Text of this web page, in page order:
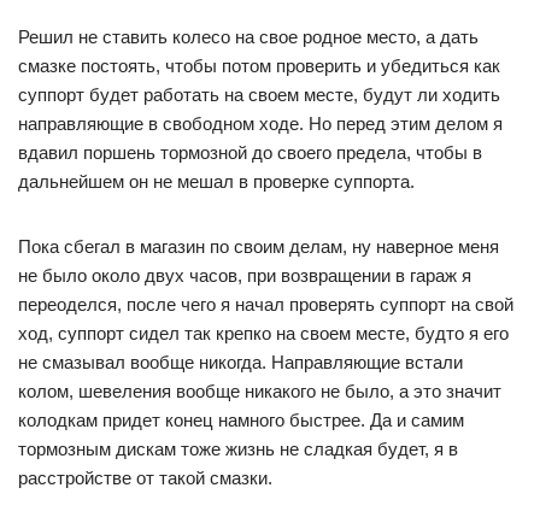
Решил не ставить колесо на свое родное место, а дать
смазке постоять, чтобы потом проверить и убедиться как
суппорт будет работать на своем месте, будут ли ходить
направляющие в свободном ходе. Но перед этим делом я
вдавил поршень тормозной до своего предела, чтобы в
дальнейшем он не мешал в проверке суппорта.
Пока сбегал в магазин по своим делам, ну наверное меня
не было около двух часов, при возвращении в гараж я
переоделся, после чего я начал проверять суппорт на свой
ход, суппорт сидел так крепко на своем месте, будто я его
не смазывал вообще никогда. Направляющие встали
колом, шевеления вообще никакого не было, а это значит
колодкам придет конец намного быстрее. Да и самим
тормозным дискам тоже жизнь не сладкая будет, я в
расстройстве от такой смазки.